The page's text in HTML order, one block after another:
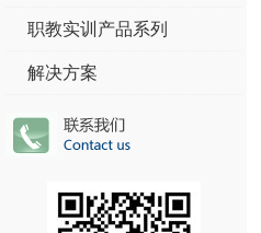
职教实训产品系列
解决方案